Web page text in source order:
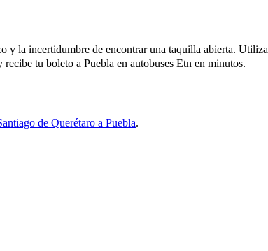
y la incertidumbre de encontrar una taquilla abierta. Utiliza
tu boleto a Puebla en autobuses Etn en minutos.
de Querétaro a Puebla.